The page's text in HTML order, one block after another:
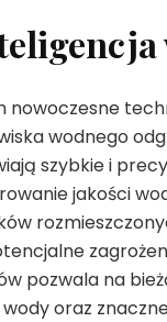
nowoczesne
wodnego
szybkie i
jakości
pozwala na
oraz